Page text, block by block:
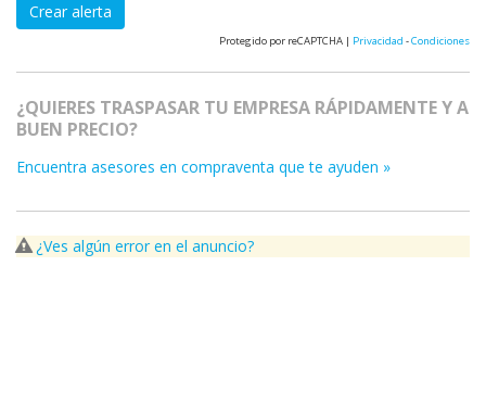
Crear alerta
Protegido por reCAPTCHA | Privacidad -Condiciones
¿QUIERES TRASPASAR TU EMPRESA RÁPIDAMENTE Y A
BUEN PRECIO?
Encuentra asesores en compraventa que te ayuden »
¿Ves algún error en el anuncio?